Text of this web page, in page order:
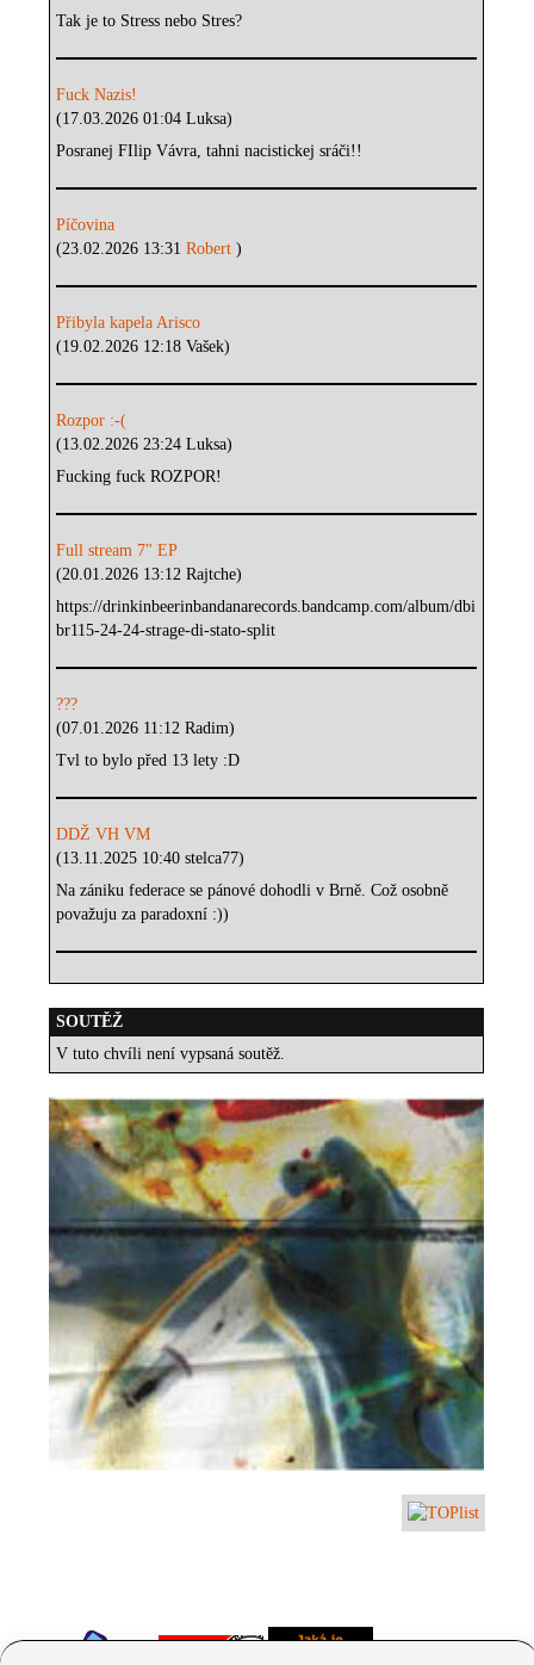
Tak je to Stress nebo Stres?
Fuck Nazis!
(17.03.2026 01:04 Luksa)
Posranej FIlip Vávra, tahni nacistickej sráči!!
Píčovina
(23.02.2026 13:31Robert)
Přibyla kapela Arisco
(19.02.2026 12:18 Vašek)
Rozpor :-(
(13.02.2026 23:24 Luksa)
Fucking fuck ROZPOR!
Full stream 7" EP
(20.01.2026 13:12 Rajtche)
https://drinkinbeerinbandanarecords.bandcamp.com/album/dbi
br115-24-24-strage-di-stato-split
???
(07.01.2026 11:12 Radim)
Tvl to bylo před 13 lety :D
DDŽ VH VM
(13.11.2025 10:40 stelca77)
Na zániku federace se pánové dohodli v Brně. Což osobně
považuju za paradoxní :))
SOUTĚŽ
V tuto chvíli není vypsaná soutěž.